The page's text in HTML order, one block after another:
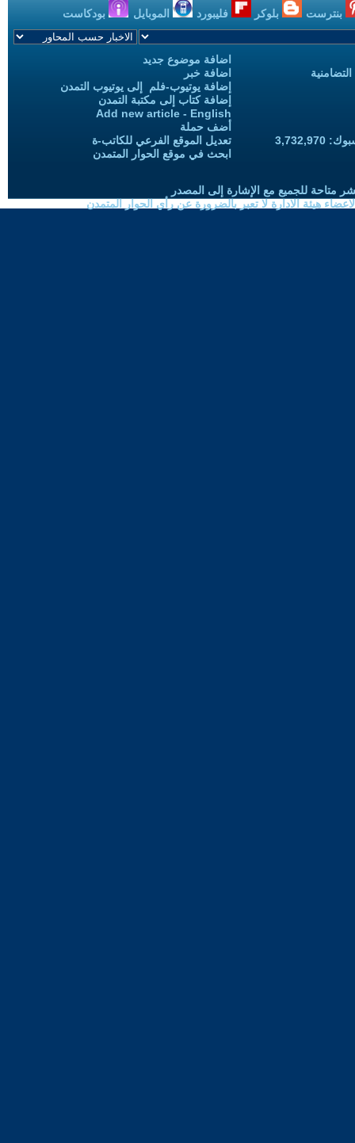
بنترست بلوكر فليبورد الموبايل بودكاست
اضافة موضوع جديد
اضافة خبر
إضافة يوتيوب-فلم إلى يوتيوب التمدن
إضافة كتاب إلى مكتبة التمدن
Add new article - English
أضف حملة
تعديل الموقع الفرعي للكاتب-ة
ابحث في موقع الحوار المتمدن
متاحة للجميع مع الإشارة إلى المصدر
هيئة الادارة لا تعبر بالضرورة عن رأي الحوار المتمدن